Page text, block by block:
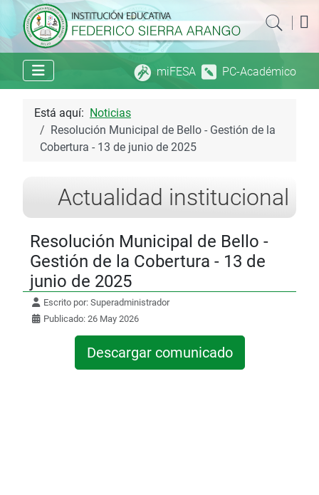
miFESA PC-Académico
|
Está aquí: Noticias
Resolución Municipal de Bello - Gestión de la
Cobertura - 13 de junio de 2025
Actualidad institucional
Resolución Municipal de Bello -
Gestión de la Cobertura - 13 de
junio de 2025
Escrito por:Superadministrador
Publicado: 26 May 2026
Descargar comunicado